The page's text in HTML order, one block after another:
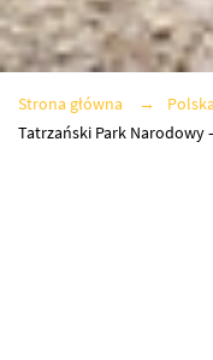
Strona główna
Polska
Tatrzański Park